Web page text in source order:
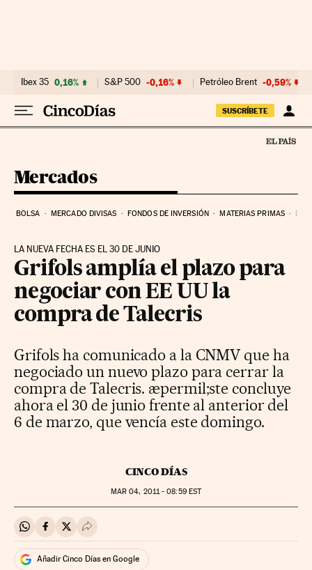
Ibex 35 0,16% S&P 500 -0,16% Petróleo Brent -0,59%
SUSCRÍBETE
Mercados
BOLSA MERCADO DIVISAS FONDOS DE INVERSIÓN MATERIAS PRIMAS
LA NUEVA FECHA ES EL 30 DE JUNIO
Grifols amplía el plazo para
negociar con EE UU la
compra de Talecris
Grifols ha comunicado a la CNMV que ha
negociado un nuevo plazo para cerrar la
compra de Talecris. æpermil;ste concluye
ahora el 30 de junio frente al anterior del
6 de marzo, que vencía este domingo.
CINCO DÍAS
MAR 04, 2011 - 08:59EST
Compartir en Whatsapp
Compartir en Facebook
Compartir en Twitter
Desplegar Redes Sociales
Añadir Cinco Días en Google